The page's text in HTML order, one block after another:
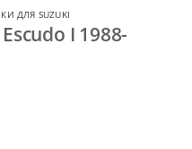
ДЛЯ SUZUKI
I 1988-